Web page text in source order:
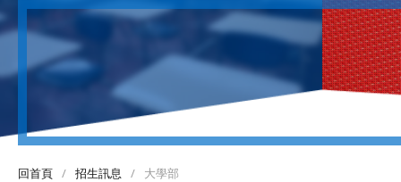
回首頁 / 招生訊息 / 大學部